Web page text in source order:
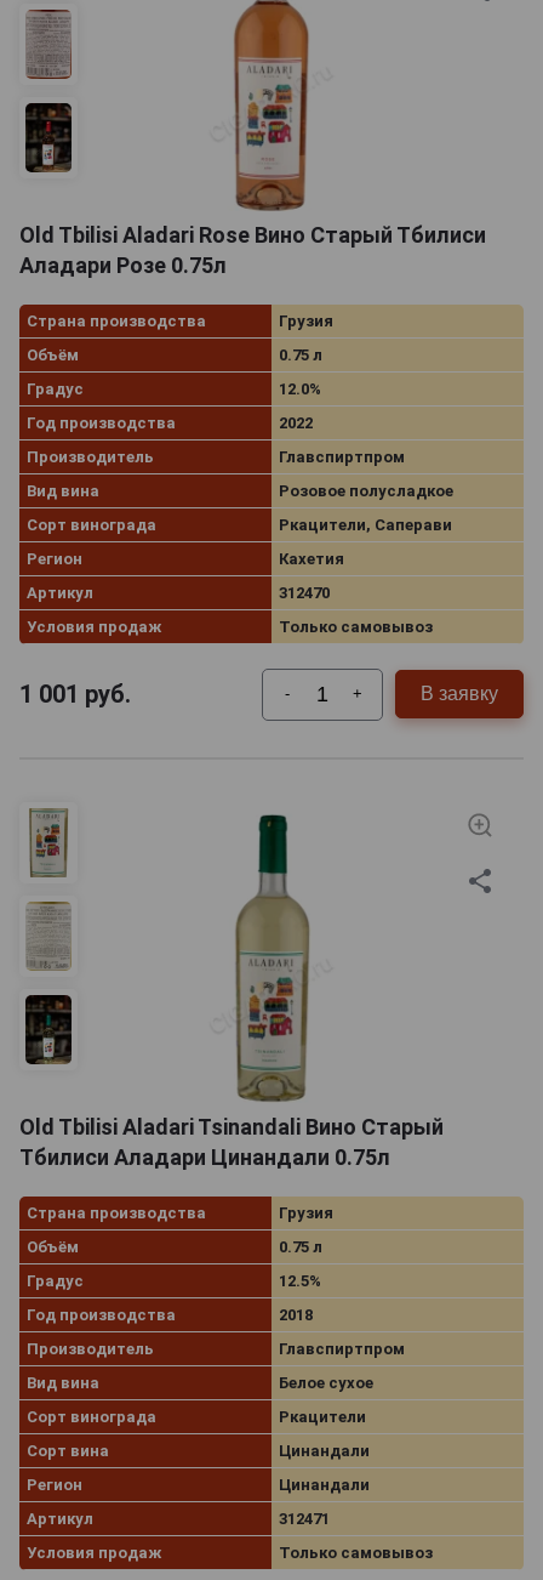
Old Tbilisi Aladari Rose Вино Старый Тбилиси
Аладари Розе 0.75л
Страна производства
Грузия
Объём
0.75 л
Градус
12.0%
Год производства
2022
Производитель
Главспиртпром
Вид вина
Розовое полусладкое
Сорт винограда
Ркацители, Саперави
Регион
Кахетия
Артикул
312470
Условия продаж
Только самовывоз
1 001 руб. - + В заявку
Old Tbilisi Aladari Tsinandali Вино Старый
Тбилиси Аладари Цинандали 0.75л
Страна производства
Грузия
Объём
0.75 л
Градус
12.5%
Год производства
2018
Производитель
Главспиртпром
Вид вина
Белое сухое
Сорт винограда
Ркацители
Сорт вина
Цинандали
Регион
Цинандали
Артикул
312471
Условия продаж
Только самовывоз